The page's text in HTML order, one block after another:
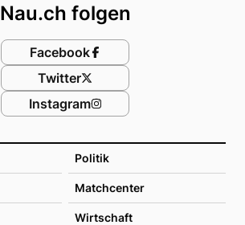
Politik
Matchcenter
Wirtschaft
Nau.ch folgen
Facebook
Twitter
Instagram